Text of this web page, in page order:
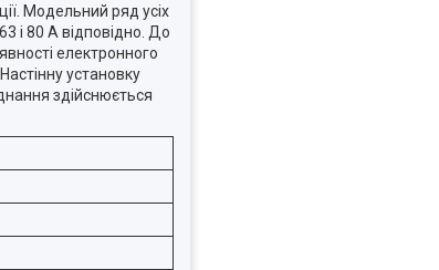
Модельний ряд усіх
і 80 А відповідно. До
електронного
установку
здійснюється